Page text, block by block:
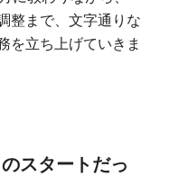
整まで、文字通りな
を立ち上げていきま
スタートだっ